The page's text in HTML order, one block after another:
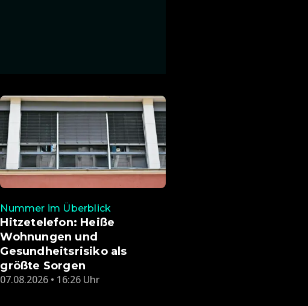
Nummer im Überblick
Hitzetelefon: Heiße
Wohnungen und
Gesundheitsrisiko als
größte Sorgen
07.08.2026 • 16:26 Uhr